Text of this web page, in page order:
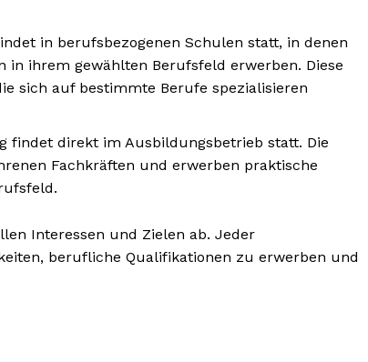
Inhalte
in berufsbezogenen Schulen statt, in denen
ihrem gewählten Berufsfeld erwerben. Diese
sich auf bestimmte Berufe spezialisieren
findet direkt im Ausbildungsbetrieb statt. Die
Fachkräften und erwerben praktische
Interessen und Zielen ab. Jeder
berufliche Qualifikationen zu erwerben und